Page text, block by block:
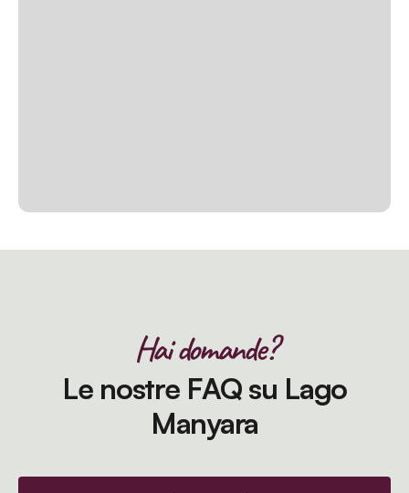
Hai domande?
Le nostre FAQ su Lago
Manyara